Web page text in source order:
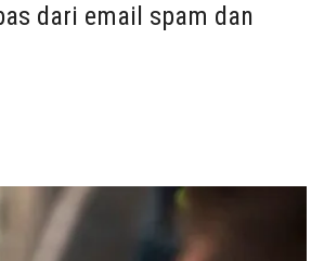
dari email spam dan